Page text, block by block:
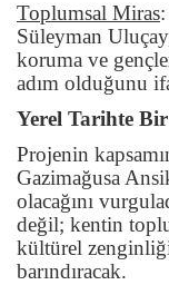
Toplumsal Miras:
Süleyman
koruma ve
adım olduğunu
Yerel Tarihte
Projenin
Gazimağusa
olacağını
değil; kentin
kültürel
barındıracak.